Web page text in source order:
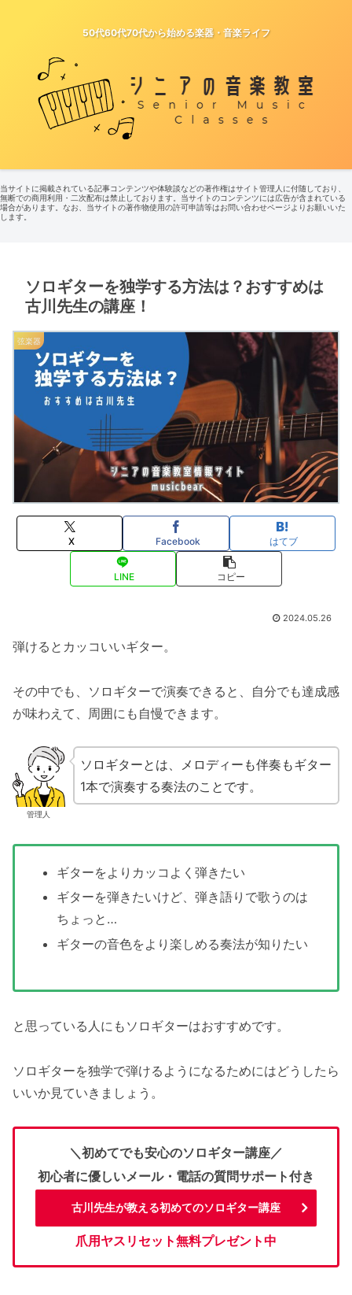
50代60代70代から始める楽器・音楽ライフ
当サイトに掲載されている記事コンテンツや体験談などの著作権はサイト管理人に付随しており、
無断での商用利用・二次配布は禁止しております。当サイトのコンテンツには広告が含まれている
場合があります。なお、当サイトの著作物使用の許可申請等はお問い合わせページよりお願いいた
します。
ソロギターを独学する方法は？おすすめは
古川先生の講座！
弦楽器
X Facebook はてブ
LINE コピー
2024.05.26
弾けるとカッコいいギター。
その中でも、ソロギターで演奏できると、自分でも達成感
が味わえて、周囲にも自慢できます。
管理人
ソロギターとは、メロディーも伴奏もギター
1本で演奏する奏法のことです。
ギターをよりカッコよく弾きたい
ギターを弾きたいけど、弾き語りで歌うのは
ちょっと…
ギターの音色をより楽しめる奏法が知りたい
と思っている人にもソロギターはおすすめです。
ソロギターを独学で弾けるようになるためにはどうしたら
いいか見ていきましょう。
＼初めてでも安心のソロギター講座／
初心者に優しいメール・電話の質問サポート付き
古川先生が教える初めてのソロギター講座
爪用ヤスリセット無料プレゼント中